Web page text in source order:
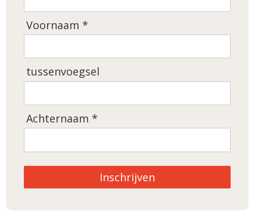
Voornaam *
tussenvoegsel
Achternaam *
Inschrijven